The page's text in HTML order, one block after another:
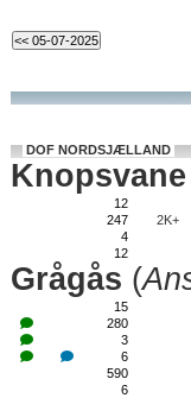
DOF NORDSJÆLLAND
Knopsvane
12
247
2K+
4
12
Grågås (
15
280
3
6
590
6